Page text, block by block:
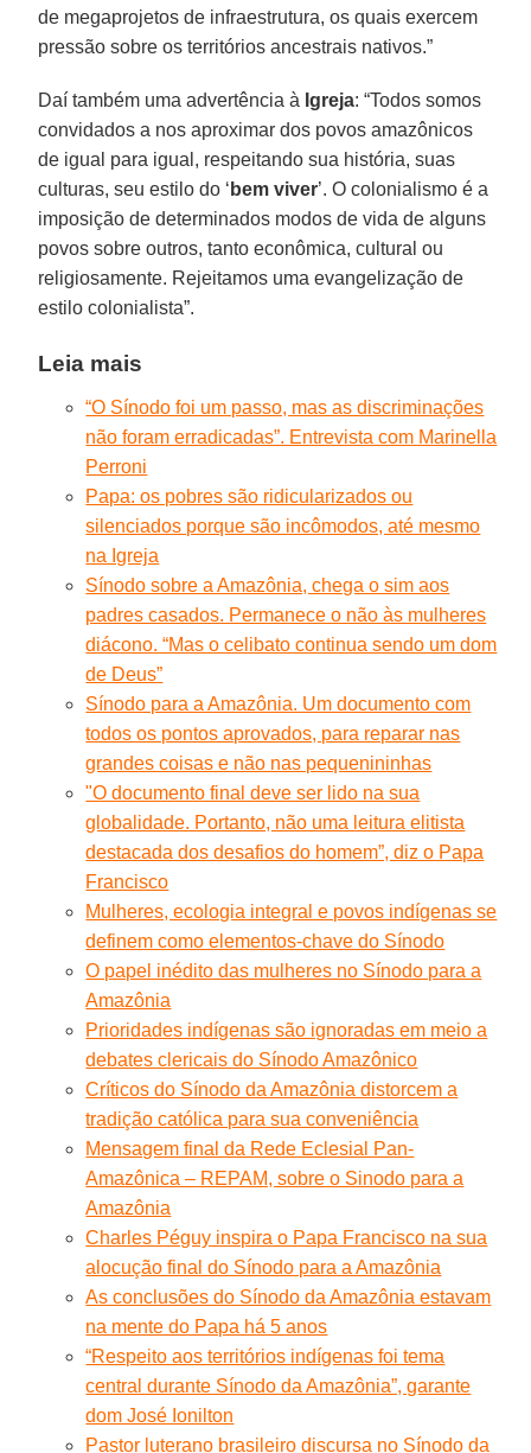
de megaprojetos de infraestrutura, os quais exercem
pressão sobre os territórios ancestrais nativos.”
Daí também uma advertência à Igreja: “Todos somos
convidados a nos aproximar dos povos amazônicos
de igual para igual, respeitando sua história, suas
culturas, seu estilo do ‘ bem viver’. O colonialismo é a
imposição de determinados modos de vida de alguns
povos sobre outros, tanto econômica, cultural ou
religiosamente. Rejeitamos uma evangelização de
estilo colonialista”.
Leia mais
“O Sínodo foi um passo, mas as discriminações
não foram erradicadas”. Entrevista com Marinella
Perroni
Papa: os pobres são ridicularizados ou
silenciados porque são incômodos, até mesmo
na Igreja
Sínodo sobre a Amazônia, chega o sim aos
padres casados. Permanece o não às mulheres
diácono. “Mas o celibato continua sendo um dom
de Deus”
Sínodo para a Amazônia. Um documento com
todos os pontos aprovados, para reparar nas
grandes coisas e não nas pequenininhas
"O documento final deve ser lido na sua
globalidade. Portanto, não uma leitura elitista
destacada dos desafios do homem”, diz o Papa
Francisco
Mulheres, ecologia integral e povos indígenas se
definem como elementos-chave do Sínodo
O papel inédito das mulheres no Sínodo para a
Amazônia
Prioridades indígenas são ignoradas em meio a
debates clericais do Sínodo Amazônico
Críticos do Sínodo da Amazônia distorcem a
tradição católica para sua conveniência
Mensagem final da Rede Eclesial Pan-
Amazônica – REPAM, sobre o Sinodo para a
Amazônia
Charles Péguy inspira o Papa Francisco na sua
alocução final do Sínodo para a Amazônia
As conclusões do Sínodo da Amazônia estavam
na mente do Papa há 5 anos
“Respeito aos territórios indígenas foi tema
central durante Sínodo da Amazônia”, garante
dom José Ionilton
Pastor luterano brasileiro discursa no Sínodo da